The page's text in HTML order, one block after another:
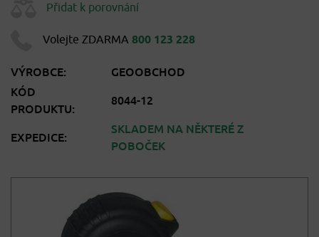
Přidat k porovnání
Volejte ZDARMA 800 123 228
VÝROBCE:
GEOOBCHOD
KÓD
PRODUKTU:
8044-12
EXPEDICE:
SKLADEM NA NĚKTERÉ Z
POBOČEK